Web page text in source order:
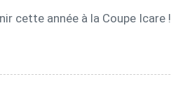
cette année à la Coupe Icare !